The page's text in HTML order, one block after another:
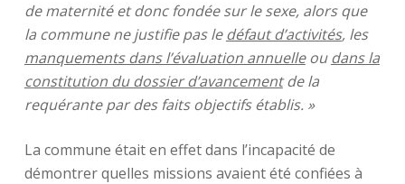
de maternité et donc fondée sur le sexe, alors que
la commune ne justifie pas ledéfaut d’activités, les
manquements dans l’évaluation annuelleoudans la
constitution du dossier d’avancementde la
requérante par des faits objectifs établis. »
La commune était en effet dans l’incapacité de
démontrer quelles missions avaient été confiées à